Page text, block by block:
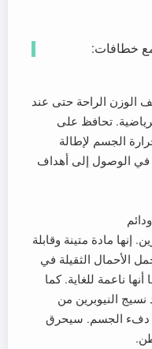
مع خطافات:
الوزن الراحة حتى عند
تحافظ على
الجسم لإطالة
الوصول إلى أهداف
إنها مادة متينة وقابلة
الأحمال الثقيلة في
ناعمة للغاية. كما
النيوبرين من
دفء الجسم. سيحرق